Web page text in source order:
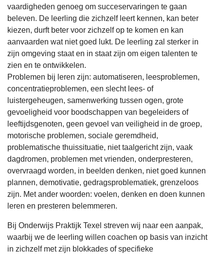
vaardigheden genoeg om succeservaringen te gaan
beleven. De leerling die zichzelf leert kennen, kan beter
kiezen, durft beter voor zichzelf op te komen en kan
aanvaarden wat niet goed lukt. De leerling zal sterker in
zijn omgeving staat en in staat zijn om eigen talenten te
zien en te ontwikkelen.
Problemen bij leren zijn: automatiseren, leesproblemen,
concentratieproblemen, een slecht lees- of
luistergeheugen, samenwerking tussen ogen, grote
gevoeligheid voor boodschappen van begeleiders of
leeftijdsgenoten, geen gevoel van veiligheid in de groep,
motorische problemen, sociale geremdheid,
problematische thuissituatie, niet taalgericht zijn, vaak
dagdromen, problemen met vrienden, onderpresteren,
overvraagd worden, in beelden denken, niet goed kunnen
plannen, demotivatie, gedragsproblematiek, grenzeloos
zijn. Met ander woorden: voelen, denken en doen kunnen
leren en presteren belemmeren.
Bij Onderwijs Praktijk Texel streven wij naar een aanpak,
waarbij we de leerling willen coachen op basis van inzicht
in zichzelf met zijn blokkades of specifieke